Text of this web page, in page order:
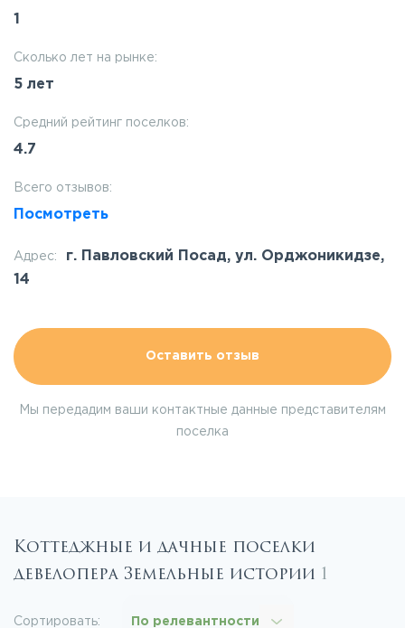
1
Сколько лет на рынке:
5 лет
Средний рейтинг поселков:
4.7
Всего отзывов:
Посмотреть
Адрес:
г. Павловский Посад, ул. Орджоникидзе,
14
Оставить отзыв
Мы передадим ваши контактные данные представителям
поселка
Коттеджные и дачные поселки
девелопера Земельные истории 1
Сортировать: По релевантности